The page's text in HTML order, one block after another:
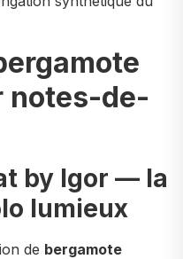
notes-de-
by Igor — la
lumieux
de bergamote